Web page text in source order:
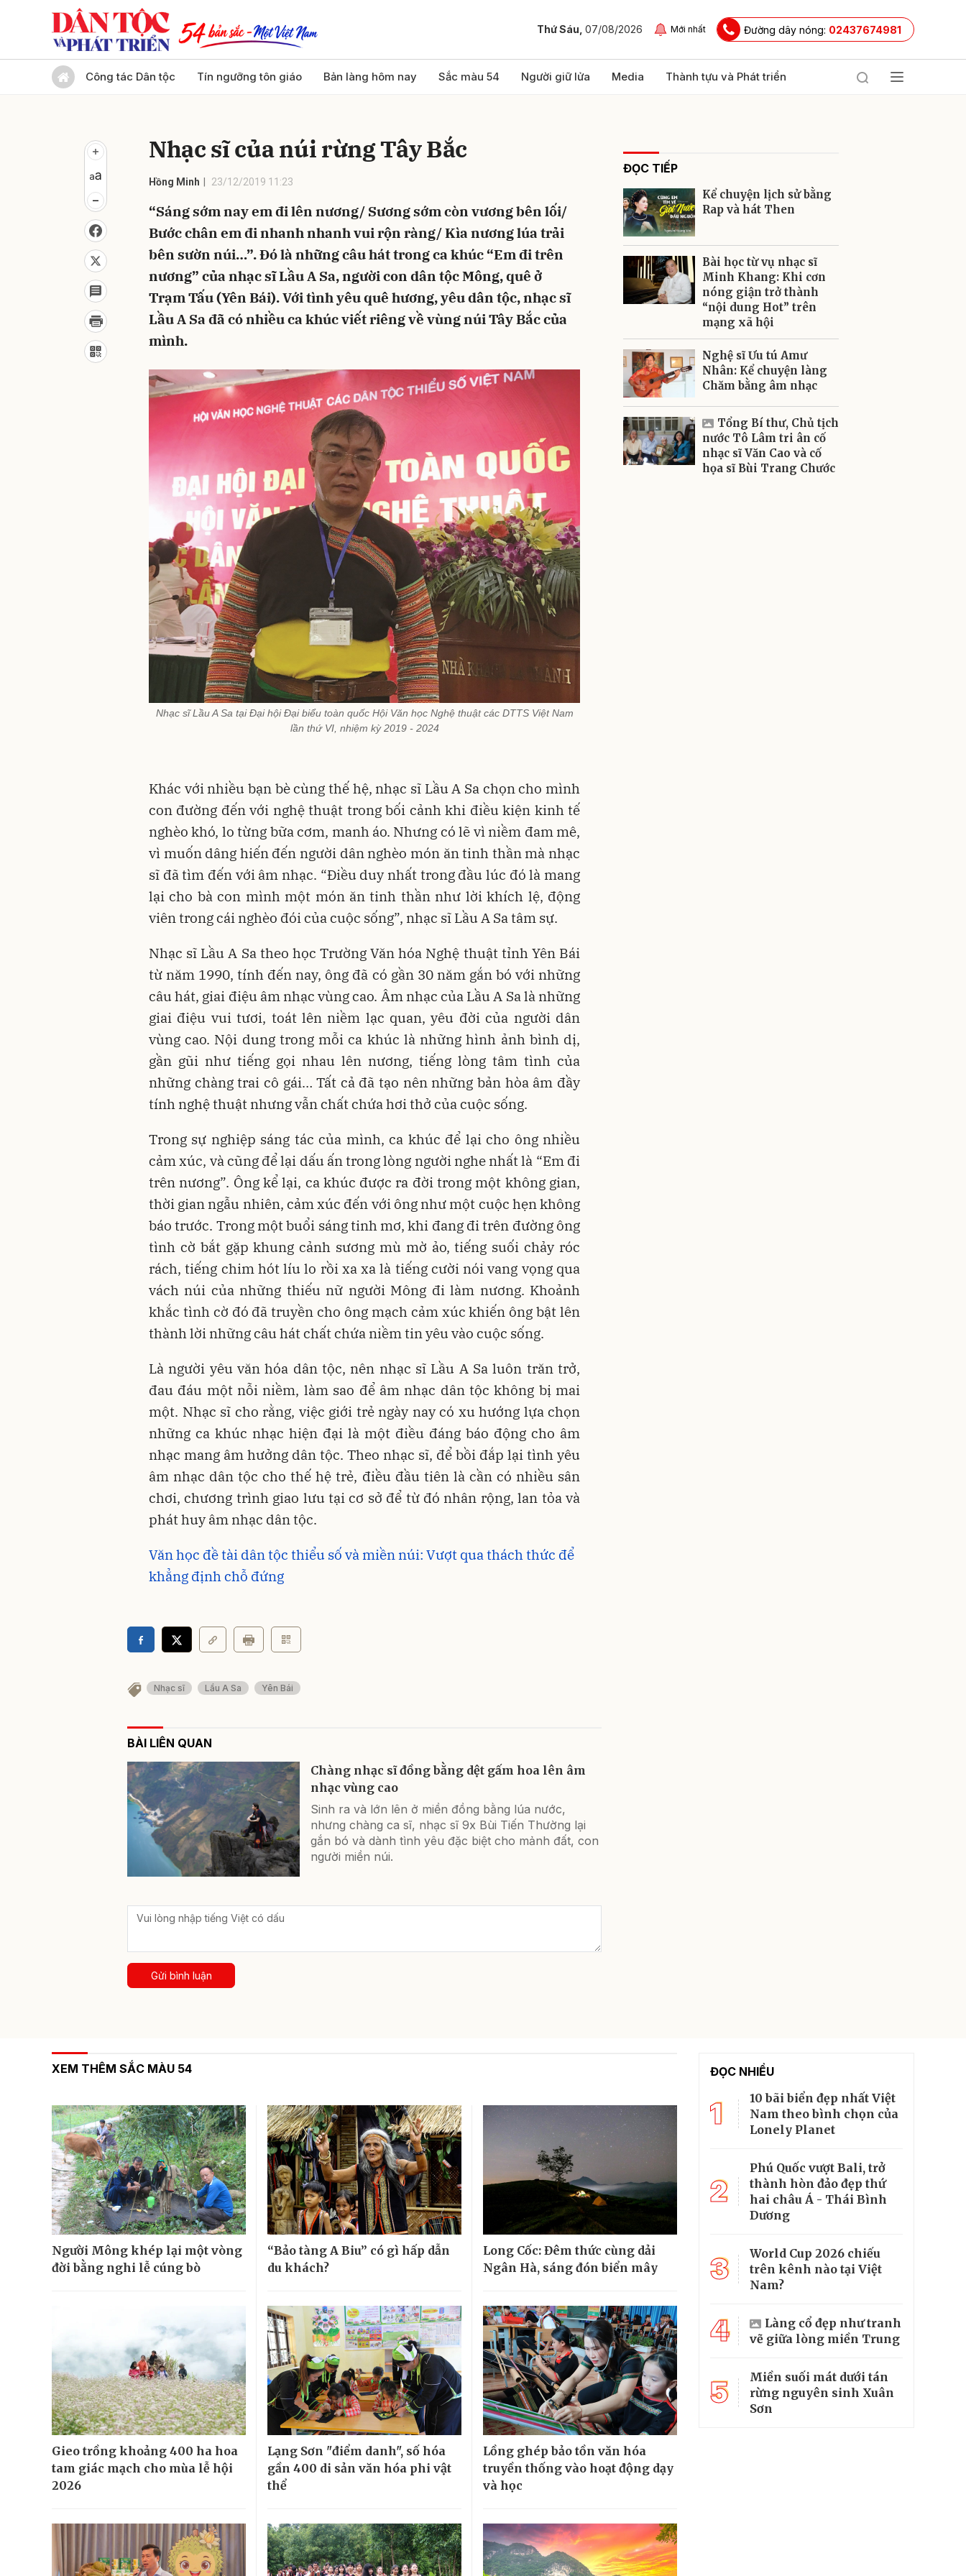
Thứ Sáu, 07/08/2026 Mới nhất Đường dây nóng: 02437674981
Công tác Dân tộc Tín ngưỡng tôn giáo Bản làng hôm nay Sắc màu 54 Người giữ lửa Media Thành tựu và Phát triển
Nhạc sĩ của núi rừng Tây Bắc
Hồng Minh 23/12/2019 11:23
“Sáng sớm nay em đi lên nương/ Sương sớm còn vương bên lối/
Bước chân em đi nhanh nhanh vui rộn ràng/ Kìa nương lúa trải
bên sườn núi…”. Đó là những câu hát trong ca khúc “Em đi trên
nương” của nhạc sĩ Lầu A Sa, người con dân tộc Mông, quê ở
Trạm Tấu (Yên Bái). Với tình yêu quê hương, yêu dân tộc, nhạc sĩ
Lầu A Sa đã có nhiều ca khúc viết riêng về vùng núi Tây Bắc của
mình.
Nhạc sĩ Lầu A Sa tại Đại hội Đại biểu toàn quốc Hội Văn học Nghệ thuật các DTTS Việt Nam
lần thứ VI, nhiệm kỳ 2019 - 2024
Khác với nhiều bạn bè cùng thế hệ, nhạc sĩ Lầu A Sa chọn cho mình
con đường đến với nghệ thuật trong bối cảnh khi điều kiện kinh tế
nghèo khó, lo từng bữa cơm, manh áo. Nhưng có lẽ vì niềm đam mê,
vì muốn dâng hiến đến người dân nghèo món ăn tinh thần mà nhạc
sĩ đã tìm đến với âm nhạc. “Điều duy nhất trong đầu lúc đó là mang
lại cho bà con mình một món ăn tinh thần như lời khích lệ, động
viên trong cái nghèo đói của cuộc sống”, nhạc sĩ Lầu A Sa tâm sự.
Nhạc sĩ Lầu A Sa theo học Trường Văn hóa Nghệ thuật tỉnh Yên Bái
từ năm 1990, tính đến nay, ông đã có gần 30 năm gắn bó với những
câu hát, giai điệu âm nhạc vùng cao. Âm nhạc của Lầu A Sa là những
giai điệu vui tươi, toát lên niềm lạc quan, yêu đời của người dân
vùng cao. Nội dung trong mỗi ca khúc là những hình ảnh bình dị,
gần gũi như tiếng gọi nhau lên nương, tiếng lòng tâm tình của
những chàng trai cô gái… Tất cả đã tạo nên những bản hòa âm đầy
tính nghệ thuật nhưng vẫn chất chứa hơi thở của cuộc sống.
Trong sự nghiệp sáng tác của mình, ca khúc để lại cho ông nhiều
cảm xúc, và cũng để lại dấu ấn trong lòng người nghe nhất là “Em đi
trên nương”. Ông kể lại, ca khúc được ra đời trong một không gian,
thời gian ngẫu nhiên, cảm xúc đến với ông như một cuộc hẹn không
báo trước. Trong một buổi sáng tinh mơ, khi đang đi trên đường ông
tình cờ bắt gặp khung cảnh sương mù mờ ảo, tiếng suối chảy róc
rách, tiếng chim hót líu lo rồi xa xa là tiếng cười nói vang vọng qua
vách núi của những thiếu nữ người Mông đi làm nương. Khoảnh
khắc tình cờ đó đã truyền cho ông mạch cảm xúc khiến ông bật lên
thành lời những câu hát chất chứa niềm tin yêu vào cuộc sống.
Là người yêu văn hóa dân tộc, nên nhạc sĩ Lầu A Sa luôn trăn trở,
đau đáu một nỗi niềm, làm sao để âm nhạc dân tộc không bị mai
một. Nhạc sĩ cho rằng, việc giới trẻ ngày nay có xu hướng lựa chọn
những ca khúc nhạc hiện đại là một điều đáng báo động cho âm
nhạc mang âm hưởng dân tộc. Theo nhạc sĩ, để bồi đắp lại tình yêu
âm nhạc dân tộc cho thế hệ trẻ, điều đầu tiên là cần có nhiều sân
chơi, chương trình giao lưu tại cơ sở để từ đó nhân rộng, lan tỏa và
phát huy âm nhạc dân tộc.
Văn học đề tài dân tộc thiểu số và miền núi: Vượt qua thách thức để
khẳng định chỗ đứng
Nhạc sĩ Lầu A Sa Yên Bái
BÀI LIÊN QUAN
Chàng nhạc sĩ đồng bằng dệt gấm hoa lên âm
nhạc vùng cao
Sinh ra và lớn lên ở miền đồng bằng lúa nước,
nhưng chàng ca sĩ, nhạc sĩ 9x Bùi Tiến Thường lại
gắn bó và dành tình yêu đặc biệt cho mảnh đất, con
người miền núi.
Gửi bình luận
ĐỌC TIẾP
Kể chuyện lịch sử bằng
Rap và hát Then
Bài học từ vụ nhạc sĩ
Minh Khang: Khi cơn
nóng giận trở thành
“nội dung Hot” trên
mạng xã hội
Nghệ sĩ Ưu tú Amư
Nhân: Kể chuyện làng
Chăm bằng âm nhạc
Tổng Bí thư, Chủ tịch
nước Tô Lâm tri ân cố
nhạc sĩ Văn Cao và cố
họa sĩ Bùi Trang Chước
XEM THÊM SẮC MÀU 54
Người Mông khép lại một vòng
đời bằng nghi lễ cúng bò
“Bảo tàng A Biu” có gì hấp dẫn
du khách?
Long Cốc: Đêm thức cùng dải
Ngân Hà, sáng đón biển mây
Gieo trồng khoảng 400 ha hoa
tam giác mạch cho mùa lễ hội
2026
Lạng Sơn "điểm danh", số hóa
gần 400 di sản văn hóa phi vật
thể
Lồng ghép bảo tồn văn hóa
truyền thống vào hoạt động dạy
và học
ĐỌC NHIỀU
1
10 bãi biển đẹp nhất Việt
Nam theo bình chọn của
Lonely Planet
2
Phú Quốc vượt Bali, trở
thành hòn đảo đẹp thứ
hai châu Á - Thái Bình
Dương
3
World Cup 2026 chiếu
trên kênh nào tại Việt
Nam?
4
Làng cổ đẹp như tranh
vẽ giữa lòng miền Trung
5
Miền suối mát dưới tán
rừng nguyên sinh Xuân
Sơn
Gửi bình luận
Gửi